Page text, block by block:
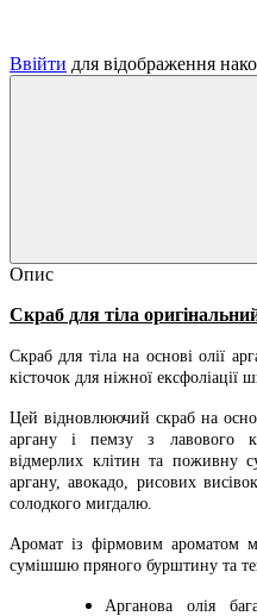
Ввійти для відображення
Опис
Скраб для тіла
Скраб для тіла на основі олії
кісточок для ніжної ексфоліації
Цей відновлюючий скраб на
аргану і пемзу з лавового
відмерлих клітин та поживну
аргану, авокадо, рисових
солодкого мигдалю.
Аромат із фірмовим ароматом
сумішшю пряного бурштину та
Арганова олія